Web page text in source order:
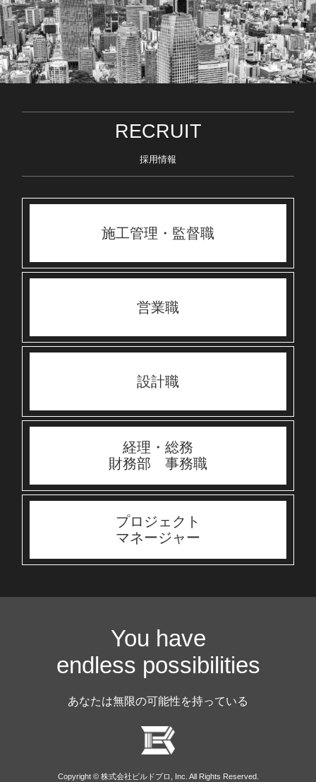
RECRUIT
採用情報
施工管理・監督職
営業職
設計職
経理・総務
財務部 事務職
プロジェクト
マネージャー
You have
endless possibilities
あなたは無限の可能性を持っている
Copyright © 株式会社ビルドプロ, Inc. All Rights Reserved.